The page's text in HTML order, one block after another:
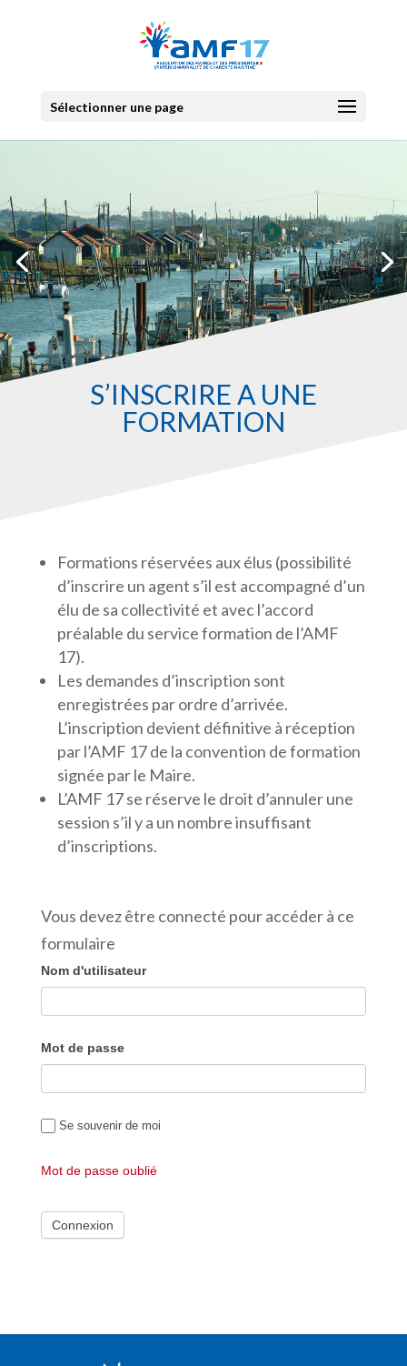
Sélectionner une page
S’INSCRIRE À UNE
FORMATION
Formations réservées aux élus (possibilité
d’inscrire un agent s’il est accompagné d’un
élu de sa collectivité et avec l’accord
préalable du service formation de l’AMF
17).
Les demandes d’inscription sont
enregistrées par ordre d’arrivée.
L’inscription devient définitive à réception
par l’AMF 17 de la convention de formation
signée par le Maire.
L’AMF 17 se réserve le droit d’annuler une
session s’il y a un nombre insuffisant
d’inscriptions.
Vous devez être connecté pour accéder à ce
formulaire
Nom d'utilisateur
Mot de passe
Se souvenir de moi
Mot de passe oublié